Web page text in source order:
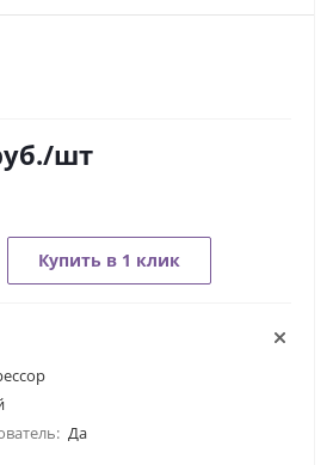
/шт
Купить в 1 клик
Да